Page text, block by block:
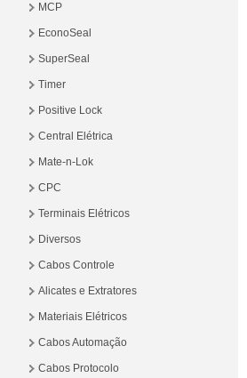
MCP
EconoSeal
SuperSeal
Timer
Positive Lock
Central Elétrica
Mate-n-Lok
CPC
Terminais Elétricos
Diversos
Cabos Controle
Alicates e Extratores
Materiais Elétricos
Cabos Automação
Cabos Protocolo